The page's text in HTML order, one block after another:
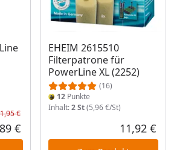
Rabatt in Prozent
Ursprünglicher Preis
€
Aktueller Preis
€
EHEIM 2615510
Filterpatrone für
PowerLine XL (2252)
(16)
12Punkte
Inhalt:2 St(5,96 €/St)
11,92 €